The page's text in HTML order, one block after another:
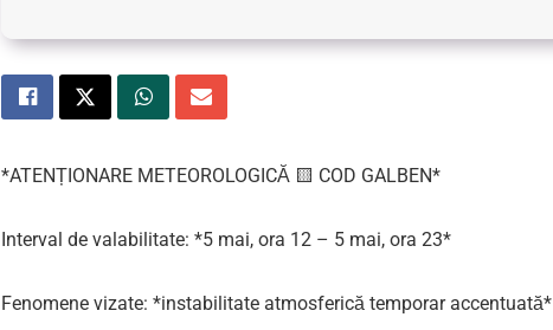
*ATENȚIONARE METEOROLOGICĂ 🟨 COD GALBEN*
Interval de valabilitate: *5 mai, ora 12 – 5 mai, ora 23*
Fenomene vizate: *instabilitate atmosferică temporar accentuată*